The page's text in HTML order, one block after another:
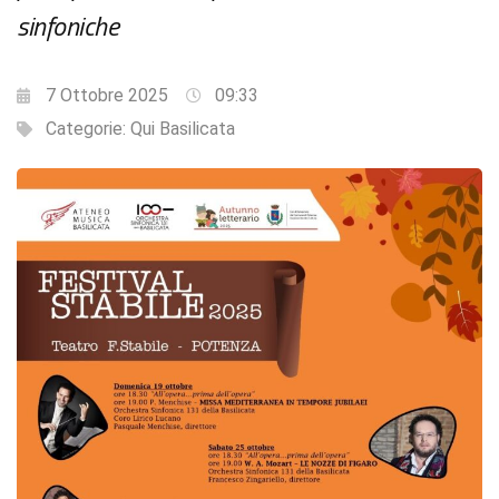
sinfoniche
7 Ottobre 2025
09:33
Categorie: Qui Basilicata